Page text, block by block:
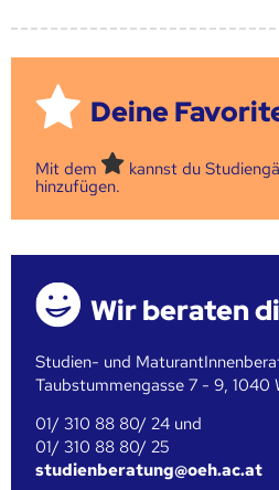
Deine
Mit dem
kannst du
hinzufügen.
Wir beraten
Studien- und
Taubstummengasse 7 - 9, 1040
01/ 310 88 80/ 24 und
01/ 310 88 80/ 25
studienberatung@oeh.ac.at